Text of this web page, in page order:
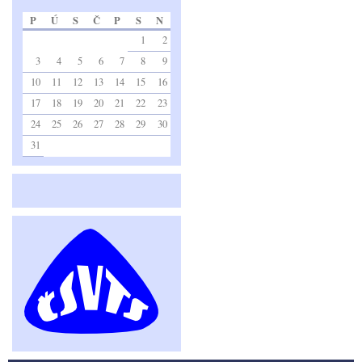
P Ú S Č P S N
1
2
3
4 5 6 7 8
9
10
11 12 13 14 15
16
17
18 19 20 21 22
23
24
25 26 27 28 29
30
31